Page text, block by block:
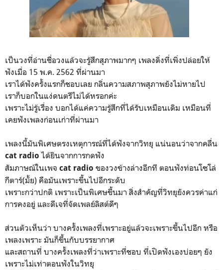
เป็นวงที่อ่านชื่อวงแล้วจะรู้สึกสุภาพมากๆ เพลงดิ่งที่เพิ่งปล่อยให้
ฟังเมื่อ 15 พ.ค. 2562 ที่ผ่านมา
เราได้ฟังครั้งแรกก็ชอบเลย กลิ่นความสภาพสุภาพยังไม่หายไป
เราก็บอกในแง่ดนตรีไม่ได้หรอกค่ะ
เพราะไม่รู้เรื่อง บอกได้แค่ความรู้สึกที่ได้รับเหมือนเดิม เหมือนที่
เคยฟังเพลงก่อนเก่าที่ผ่านมา
เพลงนี้มันพิเศษตรงเหตุการณ์ที่ได้ฟังจากวิทยุ แน่นอนว่าจากคลื่น
cat radio ได้ยินจากการกดฟัง
สัมภาษณ์ในเพจ cat radio ของวงข้างล่างอีกที ตอนฟังท่อนโซโล่
กีตาร์(มั้ย) คือมันเพราะขึ้นไปอีกระดับ
เพราะกว่าปกติ เพราะเป็นพิเศษขึ้นมา สิ่งสำคัญที่วิทยุยังควรค่าแก่
การคงอยู่ และดีเจที่จัดเพลย์ลิสต์ดีๆ
ส่วนตัวเห็นว่า บางครั้งเพลงที่เพราะอยู่แล้วจะเพราะขึ้นไปอีก หรือ
เพลงเพราะ มันก็ขึ้นกับบรรยากาศ
และสถานที่ บางครั้งเพลงที่ว่าเพราะที่ชอบ ที่เปิดฟังเองบ่อยๆ ยัง
เพราะไม่เท่าตอนฟังในวิทยุ